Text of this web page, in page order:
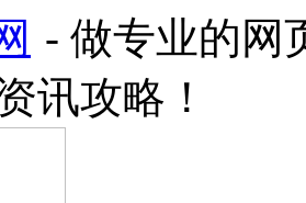
- 做专业的网
讯攻略！